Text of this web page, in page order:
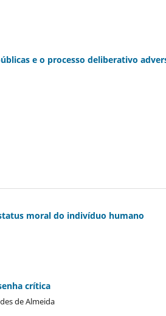
e o processo deliberativo
moral do indivíduo humano
crítica
de Almeida